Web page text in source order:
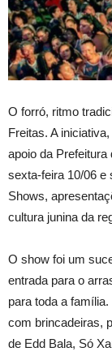
O forró, ritmo
Freitas. A
apoio da
sexta-feira 10/06 e
Shows,
cultura junina da
O show foi um
entrada para o
para toda a
com brincadeiras,
de Edd Bala, Só